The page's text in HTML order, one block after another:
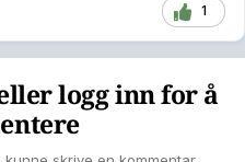
1
logg inn for å